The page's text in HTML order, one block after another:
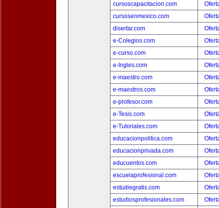
cursoscapacitacion.com
cursosenmexico.com
disertar.com
e-Colegios.com
e-curso.com
e-Ingles.com
e-maestro.com
e-maestros.com
e-profesor.com
e-Tesis.com
e-Tutoriales.com
educacionpolitica.com
educacionprivada.com
educuentos.com
escuelaprofesional.com
estudiegratis.com
estudiosprofesionales.com